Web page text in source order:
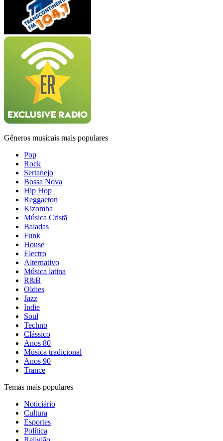
Gêneros musicais mais populares
Pop
Rock
Sertanejo
Bossa Nova
Hip Hop
Reggaeton
Kizomba
Música Cristã
Baladas
Funk
House
Electro
Alternativo
Música latina
R&B
Oldies
Jazz
Indie
Soul
Techno
Clássico
Anos 80
Música tradicional
Anos 90
Trance
Temas mais populares
Noticiário
Cultura
Esportes
Política